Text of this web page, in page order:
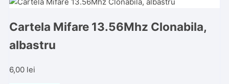
Cartela Mifare 13.56Mhz Clonabila,
albastru
6,00 lei